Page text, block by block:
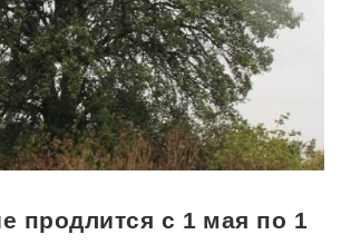
продлится с 1 мая по 1